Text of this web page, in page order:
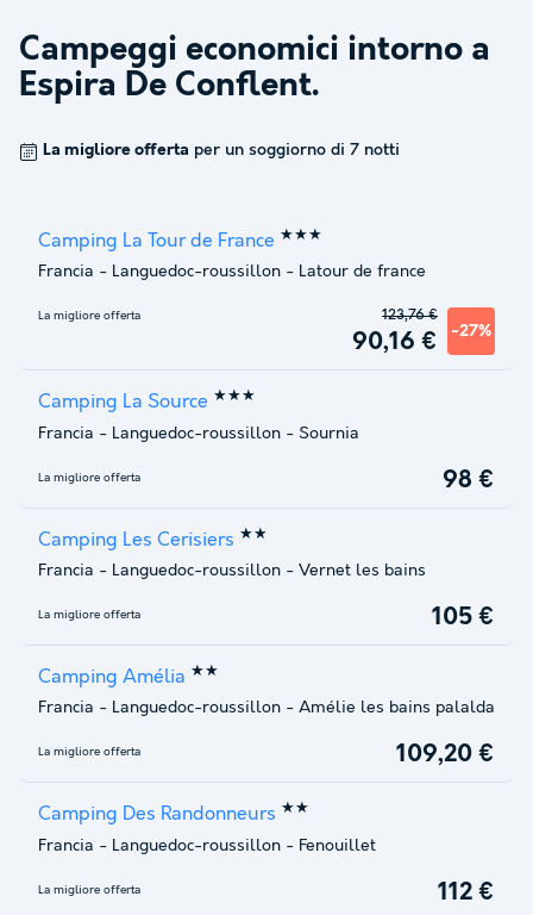
Campeggi economici intorno a
Espira De Conflent.
La migliore offerta per un soggiorno di 7 notti
Camping La Tour de France ★★★
Francia - Languedoc-roussillon - Latour de france
La migliore offerta
90,16 € -27%
123,76 €
Camping La Source ★★★
Francia - Languedoc-roussillon - Sournia
La migliore offerta 98 €
Camping Les Cerisiers ★★
Francia - Languedoc-roussillon - Vernet les bains
La migliore offerta 105 €
Camping Amélia ★★
Francia - Languedoc-roussillon - Amélie les bains palalda
La migliore offerta 109,20 €
Camping Des Randonneurs ★★
Francia - Languedoc-roussillon - Fenouillet
La migliore offerta 112 €